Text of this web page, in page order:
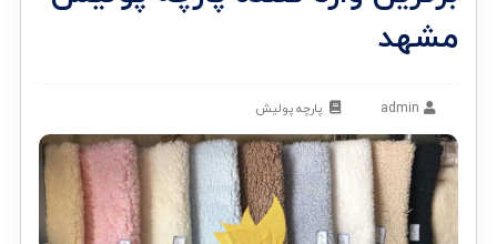
مشهد
پارچه پولیش